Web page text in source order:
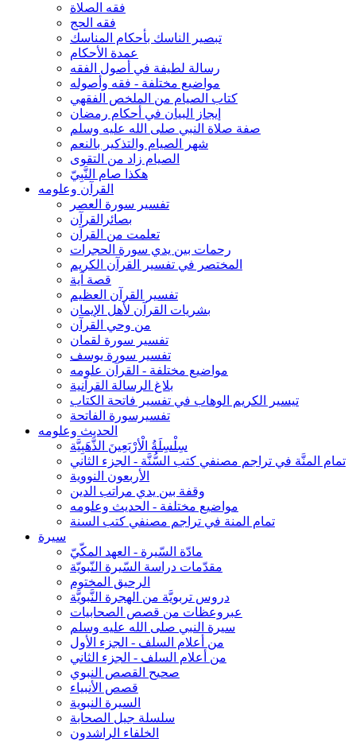
فقه الصلاة
فقه الحج
تبصير الناسك بأحكام المناسك
عمدة الأحكام
رسالة لطيفة في أصول الفقه
مواضيع مختلفة - فقه وأصوله
كتاب الصيام من الملخص الفقهي
إيجاز البيان في أحكام رمضان
صفة صلاة النبي صلى الله عليه وسلم
شهر الصيام والتذكير بالنعم
الصيام زاد من التقوى
هكذا صام النَّبِيّ
القرآن وعلومه
تفسير سورة العصر
بصائرالقرآن
تعلمت من القرآن
رحمات بين يدي سورة الحجرات
المختصر في تفسير القرآن الكريم
قصة آية
تفسير القرآن العظيم
بشريات القرآن لأهل الإيمان
من وحي القرآن
تفسير سورة لقمان
تفسير سورة يوسف
مواضيع مختلفة - القرآن علومه
بلاغ الرسالة القرآنية
تيسير الكريم الوهاب في تفسير فاتحة الكتاب
تفسيرسورة الفاتحة
الحديث وعلومه
سِلْسِلَةُ الْأرْبَعِينَ الذَّهَبِيَّة
تمام المنَّة في تراجم مصنفي كتب السُّنَّة - الجزء الثاني
الأربعون النووية
وقفة بين يدي مراتب الدين
مواضيع مختلفة - الحديث وعلومه
تمام المنة في تراجم مصنفي كتب السنة
سيرة
مادّة السّيرة - العهد المكّيّ
مقدّمات دراسة السّيرة النّبويّة
الرحيق المختوم
دروس تربويَّة من الهجرة النَّبويَّة
عبروعظات من قصص الصحابيات
سيرة النبي صلى الله عليه وسلم
من أعلام السلف - الجزء الأول
من أعلام السلف - الجزء الثاني
صحيح القصص النبوي
قصص الأنبياء
السيرة النبوية
سلسلة جيل الصحابة
الخلفاء الراشدون